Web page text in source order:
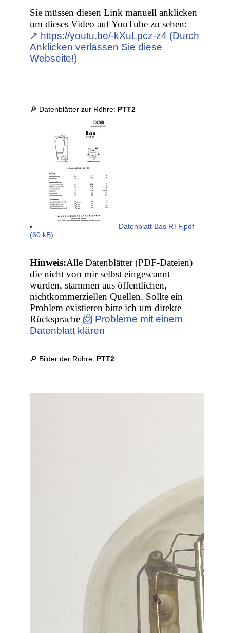
Sie müssen diesen Link manuell anklicken
um dieses Video auf YouTube zu sehen:
↗︎ https://youtu.be/-kXuLpcz-z4 (Durch
Anklicken verlassen Sie diese
Webseite!)
🔎 Datenblätter zur Röhre: PTT2
Datenblatt Bas RTF.pdf
(60 kB)
Hinweis:Alle Datenblätter (PDF-Dateien)
die nicht von mir selbst eingescannt
wurden, stammen aus öffentlichen,
nichtkommerziellen Quellen. Sollte ein
Problem existieren bitte ich um direkte
Rücksprache 📨 Probleme mit einem
Datenblatt klären
🔎 Bilder der Röhre: PTT2